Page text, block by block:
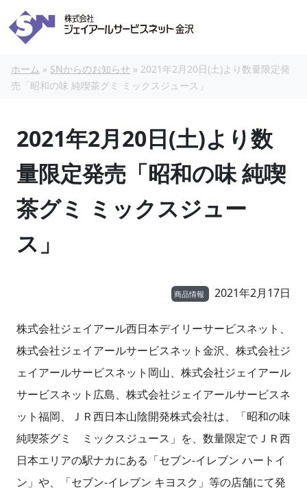
本文へスキップ
ホーム » SNからのお知らせ » 2021年2月20日(土)より数量限定発
売「昭和の味 純喫茶グミ ミックスジュース」
2021年2月20日(土)より数
量限定発売「昭和の味 純喫
茶グミ ミックスジュー
ス」
商品情報 2021年2月17日
株式会社ジェイアール西日本デイリーサービスネット、
株式会社ジェイアールサービスネット金沢、株式会社ジ
ェイアールサービスネット岡山、株式会社ジェイアール
サービスネット広島、株式会社ジェイアールサービスネ
ット福岡、ＪＲ西日本山陰開発株式会社は、「昭和の味
純喫茶グミ ミックスジュース」を、数量限定でＪＲ西
日本エリアの駅ナカにある「セブン‐イレブン ハートイ
ン」や、「セブン‐イレブン キヨスク」等の店舗にて発